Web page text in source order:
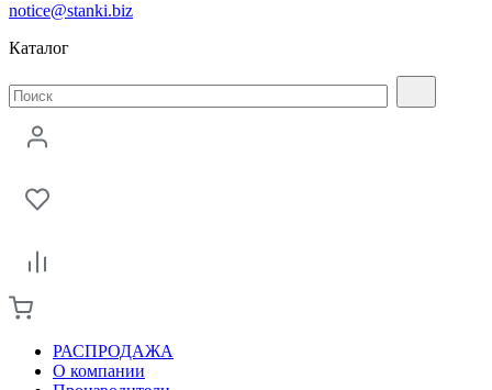
notice@stanki.biz
Каталог
РАСПРОДАЖА
О компании